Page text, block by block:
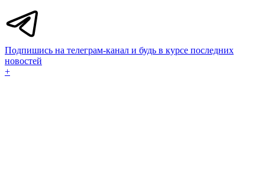
Подпишись на телеграм-канал и будь в курсе последних
новостей
+